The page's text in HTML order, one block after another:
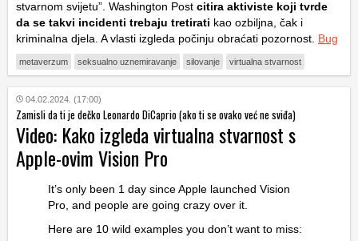
stvarnom svijetu”. Washington Post citira aktiviste koji tvrde
da se takvi incidenti trebaju tretirati kao ozbiljna, čak i
kriminalna djela. A vlasti izgleda počinju obraćati pozornost. Bug
metaverzum seksualno uznemiravanje silovanje virtualna stvarnost
04.02.2024. (17:00)
Zamisli da ti je dečko Leonardo DiCaprio (ako ti se ovako već ne sviđa)
Video: Kako izgleda virtualna stvarnost s
Apple-ovim Vision Pro
It’s only been 1 day since Apple launched Vision
Pro, and people are going crazy over it.
Here are 10 wild examples you don’t want to miss: